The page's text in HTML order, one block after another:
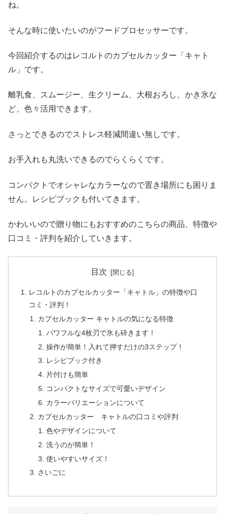
ね。
そんな時に使いたいのがフードプロセッサーです。
今回紹介するのはレコルトのカプセルカッター「キャト
ル」です。
離乳食、スムージー、生クリーム、大根おろし、かき氷な
ど、色々活用できます。
さっとできるのでストレス軽減間違い無しです。
お手入れも丸洗いできるのでらくらくです。
コンパクトでオシャレなカラーなので置き場所にも困りま
せん。レシピブックも付いてきます。
かわいいので贈り物にもおすすめのこちらの商品、特徴や
口コミ・評判を紹介していきます。
目次
レコルトのカプセルカッター「キャトル」の特徴や口
コミ・評判！
カプセルカッター キャトルの気になる特徴
パワフルな4枚刃で氷も砕きます！
操作が簡単！入れて押すだけの3ステップ！
レシピブック付き
片付けも簡単
コンパクトなサイズで可愛いデザイン
カラーバリエーションについて
カプセルカッター キャトルの口コミや評判
色やデザインについて
洗うのが簡単！
使いやすいサイズ！
さいごに